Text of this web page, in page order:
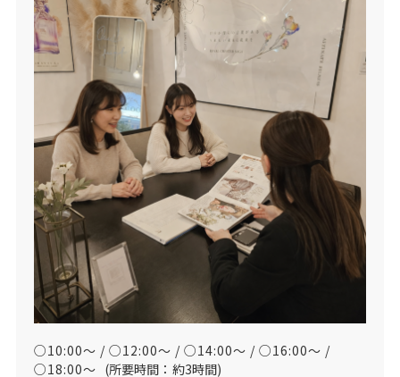
○10:00～ / ○12:00～ / ○14:00～ / ○16:00～ /
○18:00～ (所要時間：約3時間)